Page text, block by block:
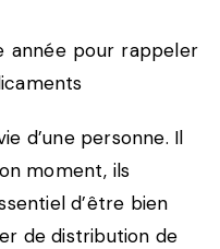
année pour rappeler
d’une personne. Il
moment, ils
d’être bien
de distribution de